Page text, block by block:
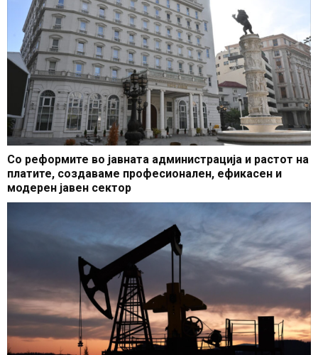
Со реформите во јавната администрација и растот на
платите, создаваме професионален, ефикасен и
модерен јавен сектор